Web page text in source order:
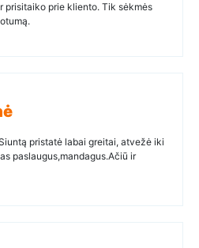
prisitaiko prie kliento. Tik sėkmės
pristatė labai greitai, atvežė iki
paslaugus,mandagus.Ačiū ir